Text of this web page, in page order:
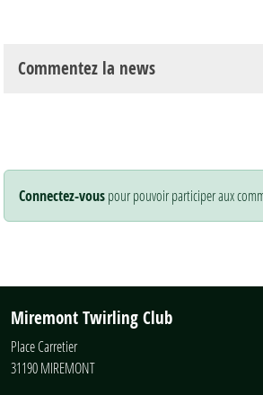
Commentez la news
Connectez-vouspour pouvoir participer aux
Miremont Twirling Club
Place Carretier
31190MIREMONT